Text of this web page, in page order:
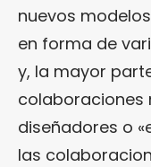
nuevos
en forma de
y, la mayor
colaboraciones
diseñadores o
las